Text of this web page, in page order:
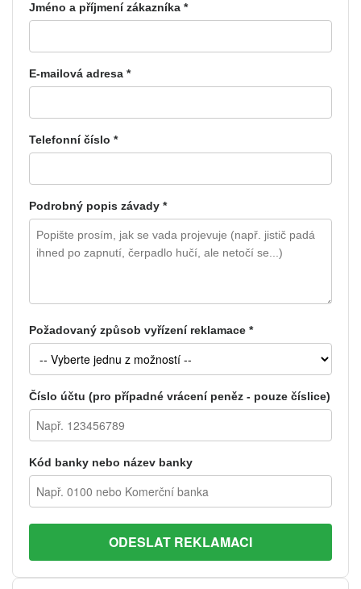
Jméno a příjmení zákazníka *
E-mailová adresa *
Telefonní číslo *
Podrobný popis závady *
Požadovaný způsob vyřízení reklamace *
Číslo účtu (pro případné vrácení peněz - pouze číslice)
Kód banky nebo název banky
ODESLAT REKLAMACI